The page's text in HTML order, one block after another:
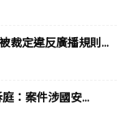
裁定違反廣播規則...
：案件涉國安...